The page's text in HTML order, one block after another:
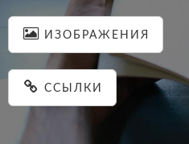
ИЗОБРАЖЕНИЯ
ССЫЛКИ